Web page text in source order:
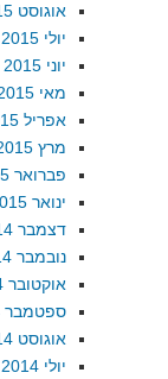
אוגוסט 2015
יולי 2015
יוני 2015
מאי 2015
אפריל 2015
מרץ 2015
פברואר 2015
ינואר 2015
דצמבר 2014
נובמבר 2014
אוקטובר 2014
ספטמבר 2014
אוגוסט 2014
יולי 2014